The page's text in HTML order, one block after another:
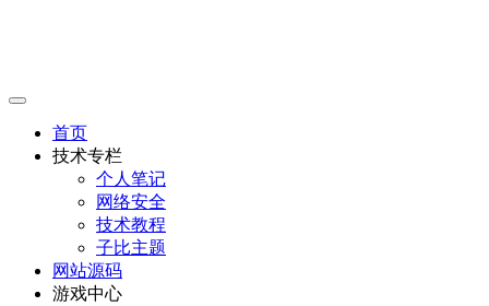
首页
技术专栏
个人笔记
网络安全
技术教程
子比主题
网站源码
游戏中心